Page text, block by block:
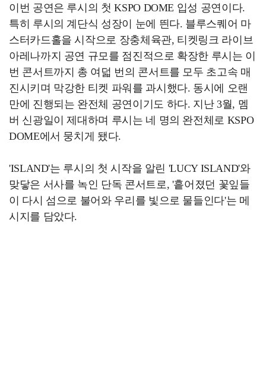
이번 공연은 루시의 첫 KSPO DOME 입성 공연이다.
특히 루시의 계단식 성장이 눈에 띈다. 블루스퀘어 마
스터카드홀을 시작으로 장충체육관, 티켓링크 라이브
아레나까지 공연 규모를 점진적으로 확장한 루시는 이
번 콘서트까지 총 여덟 번의 콘서트를 모두 초고속 매
진시키며 막강한 티켓 파워를 과시했다. 동시에 오랜
만에 진행되는 완전체 공연이기도 하다. 지난 3월, 멤
버 신광일이 제대하며 루시는 네 명의 완전체로 KSPO
DOME에서 뭉치게 됐다.
'ISLAND'는 루시의 첫 시작을 알린 'LUCY ISLAND'와
맞닿은 서사를 녹인 단독 콘서트로, '흩어졌던 꽃잎들
이 다시 섬으로 불어와 우리를 빛으로 물들인다'는 메
시지를 담았다.